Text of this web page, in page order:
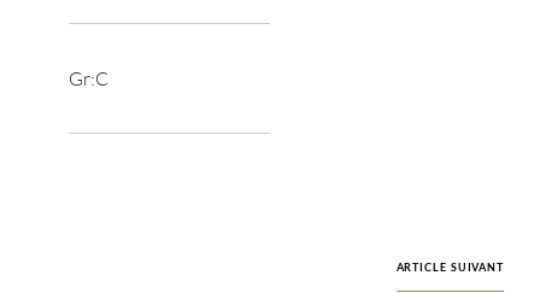
Gr:C
ARTICLE SUIVANT